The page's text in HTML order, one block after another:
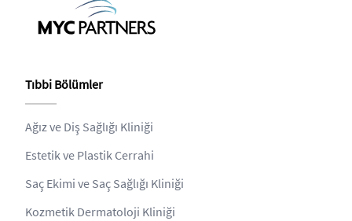
Tıbbi Bölümler
Ağız ve Diş Sağlığı Kliniği
Estetik ve Plastik Cerrahi
Saç Ekimi ve Saç Sağlığı Kliniği
Kozmetik Dermatoloji Kliniği